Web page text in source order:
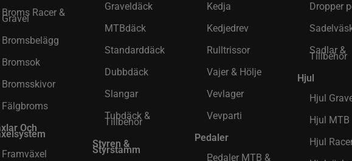
Broms Racer &
Gravel
Bromsbelägg
Bromsok
Bromsskivor
Fälgbroms
Och
Framväxel
Graveldäck
MTBdäck
Standarddäck
Dubbdäck
Slangar
Tubdäck &
Tillbehör
Styren &
Styrstamm
Kedja
Kedjedrev
Rulltrissor
Vajer & Hölje
Vevlager
Vevparti
Pedaler
Pedaler MTB &
Dropper
Sadlar &
Tillbehör
Hjul
Hjul
Hjul MTB
Hjul